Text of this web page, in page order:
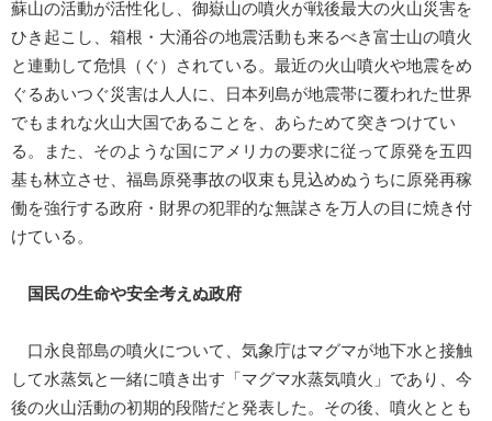
蘇山の活動が活性化し、御嶽山の噴火が戦後最大の火山災害を
ひき起こし、箱根・大涌谷の地震活動も来るべき富士山の噴火
と連動して危惧（ぐ）されている。最近の火山噴火や地震をめ
ぐるあいつぐ災害は人人に、日本列島が地震帯に覆われた世界
でもまれな火山大国であることを、あらためて突きつけてい
る。また、そのような国にアメリカの要求に従って原発を五四
基も林立させ、福島原発事故の収束も見込めぬうちに原発再稼
働を強行する政府・財界の犯罪的な無謀さを万人の目に焼き付
けている。
国民の生命や安全考えぬ政府
口永良部島の噴火について、気象庁はマグマが地下水と接触
して水蒸気と一緒に噴き出す「マグマ水蒸気噴火」であり、今
後の火山活動の初期的段階だと発表した。その後、噴火ととも